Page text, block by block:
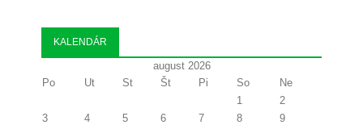
KALENDÁR
august 2026
Po
Ut St Št Pi So
Ne
1
2
3
4 5 6 7 8
9